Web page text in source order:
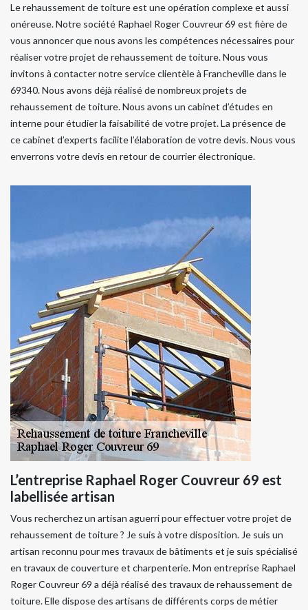
Le rehaussement de toiture est une opération complexe et aussi
onéreuse. Notre société Raphael Roger Couvreur 69 est fière de
vous annoncer que nous avons les compétences nécessaires pour
réaliser votre projet de rehaussement de toiture. Nous vous
invitons à contacter notre service clientèle à Francheville dans le
69340. Nous avons déjà réalisé de nombreux projets de
rehaussement de toiture. Nous avons un cabinet d’études en
interne pour étudier la faisabilité de votre projet. La présence de
ce cabinet d’experts facilite l’élaboration de votre devis. Nous vous
enverrons votre devis en retour de courrier électronique.
L’entreprise Raphael Roger Couvreur 69 est
labellisée artisan
Vous recherchez un artisan aguerri pour effectuer votre projet de
rehaussement de toiture ? Je suis à votre disposition. Je suis un
artisan reconnu pour mes travaux de bâtiments et je suis spécialisé
en travaux de couverture et charpenterie. Mon entreprise Raphael
Roger Couvreur 69 a déjà réalisé des travaux de rehaussement de
toiture. Elle dispose des artisans de différents corps de métier